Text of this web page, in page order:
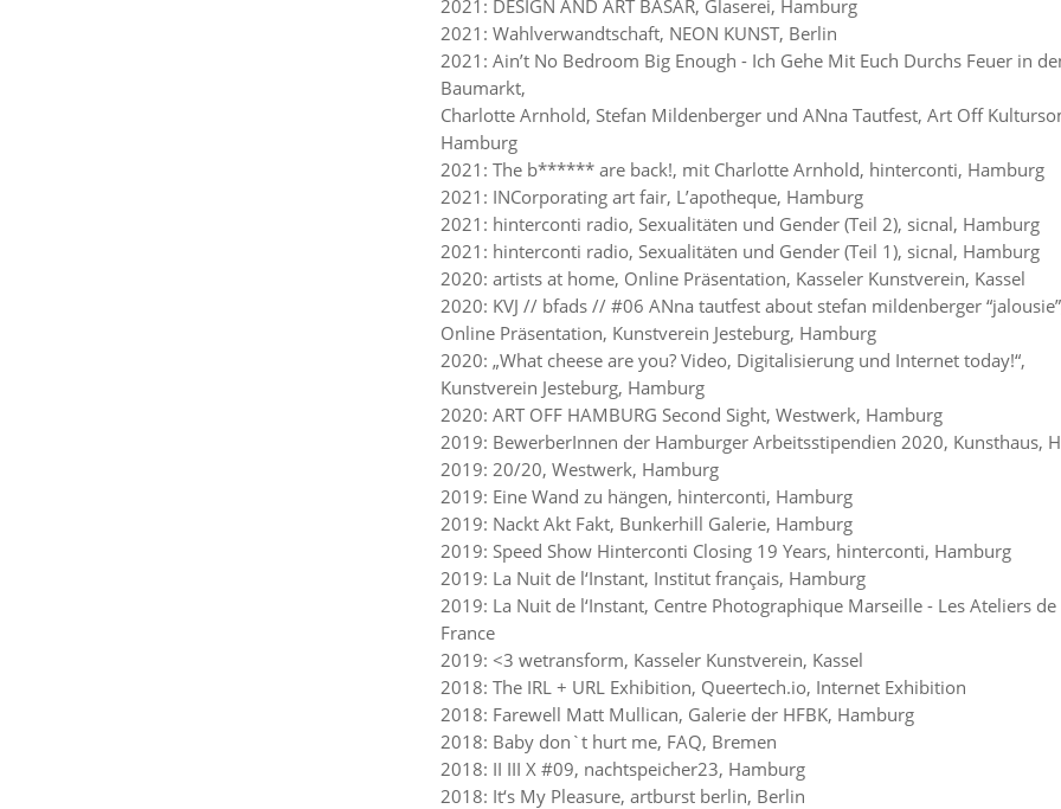
2021: DESIGN AND ART BASAR, Glaserei, Hamburg
2021: Wahlverwandtschaft, NEON KUNST, Berlin
2021: Ain’t No Bedroom Big Enough - Ich Gehe Mit Euch Durchs Feuer in
Baumarkt,
Charlotte Arnhold, Stefan Mildenberger und ANna Tautfest, Art Off
Hamburg
2021: The b****** are back!, mit Charlotte Arnhold, hinterconti, Hamburg
2021: INCorporating art fair, L’apotheque, Hamburg
2021: hinterconti radio, Sexualitäten und Gender (Teil 2), sicnal, Hamburg
2021: hinterconti radio, Sexualitäten und Gender (Teil 1), sicnal, Hamburg
2020: artists at home, Online Präsentation, Kasseler Kunstverein, Kassel
2020: KVJ // bfads // #06 ANna tautfest about stefan mildenberger
Online Präsentation, Kunstverein Jesteburg, Hamburg
2020: „What cheese are you? Video, Digitalisierung und Internet today!“,
Kunstverein Jesteburg, Hamburg
2020: ART OFF HAMBURG Second Sight, Westwerk, Hamburg
2019: BewerberInnen der Hamburger Arbeitsstipendien 2020, Kunsthaus,
2019: 20/20, Westwerk, Hamburg
2019: Eine Wand zu hängen, hinterconti, Hamburg
2019: Nackt Akt Fakt, Bunkerhill Galerie, Hamburg
2019: Speed Show Hinterconti Closing 19 Years, hinterconti, Hamburg
2019: La Nuit de l‘Instant, Institut français, Hamburg
2019: La Nuit de l‘Instant, Centre Photographique Marseille - Les Ateliers de
France
2019: <3 wetransform, Kasseler Kunstverein, Kassel
2018: The IRL + URL Exhibition, Queertech.io, Internet Exhibition
2018: Farewell Matt Mullican, Galerie der HFBK, Hamburg
2018: Baby don`t hurt me, FAQ, Bremen
2018: II III X #09, nachtspeicher23, Hamburg
2018: It‘s My Pleasure, artburst berlin, Berlin